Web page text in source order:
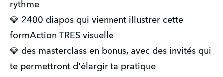
rythme
💎 2400 diapos qui viennent illustrer cette
formAction TRES visuelle
💎 des masterclass en bonus, avec des invités qui
te permettront d'élargir ta pratique